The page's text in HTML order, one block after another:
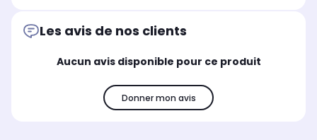
Les avis de nos clients
Aucun avis disponible pour ce produit
Donner mon avis